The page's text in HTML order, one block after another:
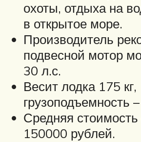
охоты, отдыха на
в открытое море.
Производитель
подвесной мотор
30 л.с.
Весит лодка 175 кг,
грузоподъемность
Средняя стоимость
150000 рублей.